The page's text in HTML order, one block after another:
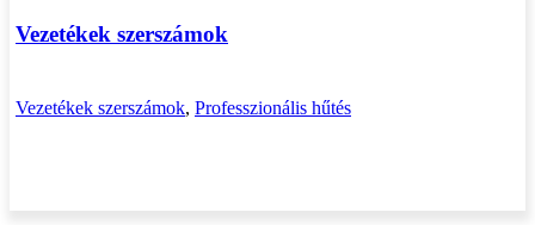
Vezetékek szerszámok
Vezetékek szerszámok, Professzionális hűtés